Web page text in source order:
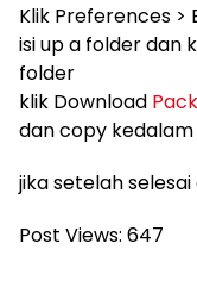
Klik Preferences >
isi up a folder dan
folder
klik Download
dan copy
jika setelah
Post Views: 647